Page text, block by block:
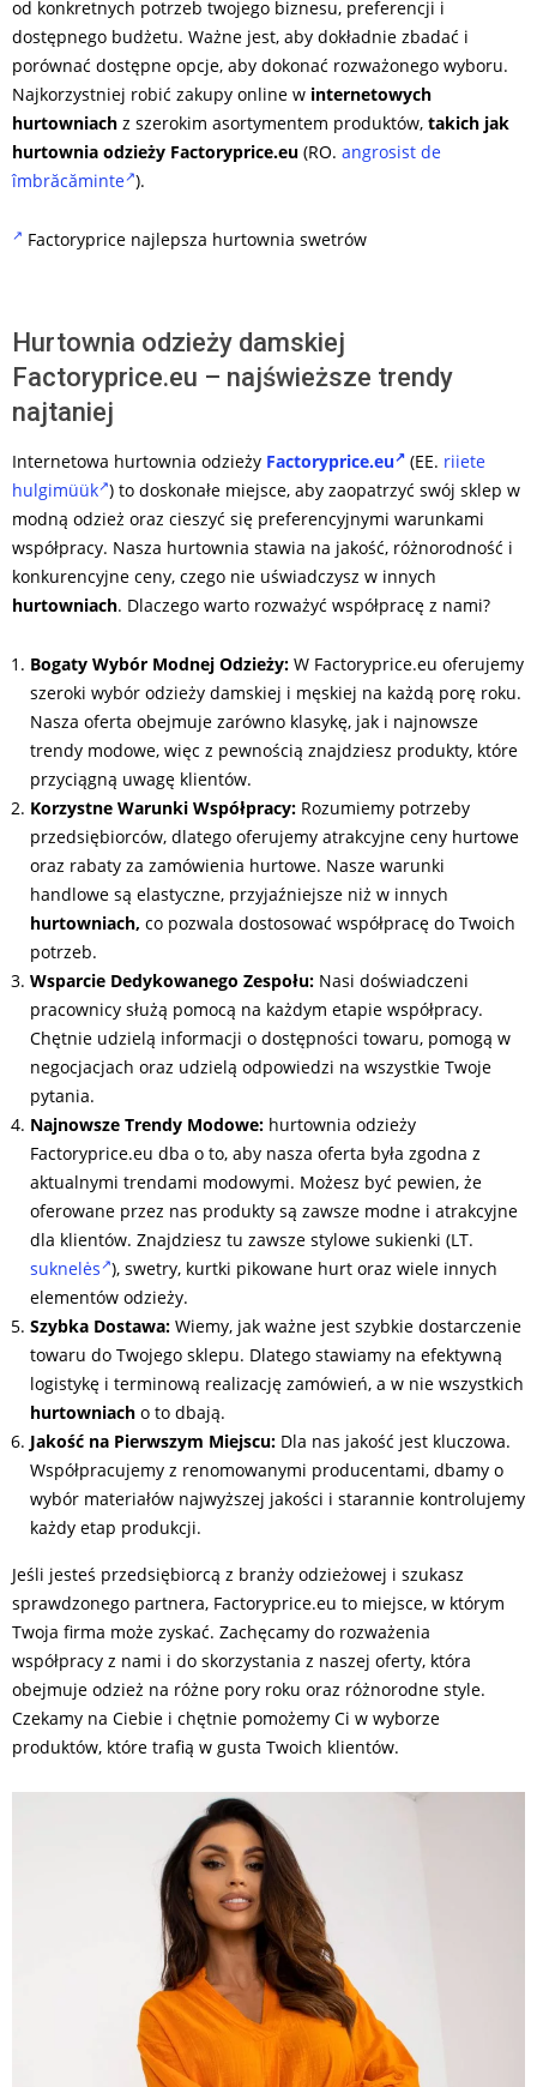
od konkretnych potrzeb twojego biznesu, preferencji i
dostępnego budżetu. Ważne jest, aby dokładnie zbadać i
porównać dostępne opcje, aby dokonać rozważonego wyboru.
Najkorzystniej robić zakupy online w internetowych
hurtowniach z szerokim asortymentem produktów, takich jak
hurtownia odzieży Factoryprice.eu (RO. angrosist de
îmbrăcăminte ).
Factoryprice najlepsza hurtownia swetrów
Hurtownia odzieży damskiej
Factoryprice.eu – najświeższe trendy
najtaniej
Internetowa hurtownia odzieży Factoryprice.eu (EE. riiete
hulgimüük ) to doskonałe miejsce, aby zaopatrzyć swój sklep w
modną odzież oraz cieszyć się preferencyjnymi warunkami
współpracy. Nasza hurtownia stawia na jakość, różnorodność i
konkurencyjne ceny, czego nie uświadczysz w innych
hurtowniach. Dlaczego warto rozważyć współpracę z nami?
Bogaty Wybór Modnej Odzieży: W Factoryprice.eu oferujemy
szeroki wybór odzieży damskiej i męskiej na każdą porę roku.
Nasza oferta obejmuje zarówno klasykę, jak i najnowsze
trendy modowe, więc z pewnością znajdziesz produkty, które
przyciągną uwagę klientów.
Korzystne Warunki Współpracy: Rozumiemy potrzeby
przedsiębiorców, dlatego oferujemy atrakcyjne ceny hurtowe
oraz rabaty za zamówienia hurtowe. Nasze warunki
handlowe są elastyczne, przyjaźniejsze niż w innych
hurtowniach, co pozwala dostosować współpracę do Twoich
potrzeb.
Wsparcie Dedykowanego Zespołu: Nasi doświadczeni
pracownicy służą pomocą na każdym etapie współpracy.
Chętnie udzielą informacji o dostępności towaru, pomogą w
negocjacjach oraz udzielą odpowiedzi na wszystkie Twoje
pytania.
Najnowsze Trendy Modowe: hurtownia odzieży
Factoryprice.eu dba o to, aby nasza oferta była zgodna z
aktualnymi trendami modowymi. Możesz być pewien, że
oferowane przez nas produkty są zawsze modne i atrakcyjne
dla klientów. Znajdziesz tu zawsze stylowe sukienki (LT.
suknelės ), swetry, kurtki pikowane hurt oraz wiele innych
elementów odzieży.
Szybka Dostawa: Wiemy, jak ważne jest szybkie dostarczenie
towaru do Twojego sklepu. Dlatego stawiamy na efektywną
logistykę i terminową realizację zamówień, a w nie wszystkich
hurtowniach o to dbają.
Jakość na Pierwszym Miejscu: Dla nas jakość jest kluczowa.
Współpracujemy z renomowanymi producentami, dbamy o
wybór materiałów najwyższej jakości i starannie kontrolujemy
każdy etap produkcji.
Jeśli jesteś przedsiębiorcą z branży odzieżowej i szukasz
sprawdzonego partnera, Factoryprice.eu to miejsce, w którym
Twoja firma może zyskać. Zachęcamy do rozważenia
współpracy z nami i do skorzystania z naszej oferty, która
obejmuje odzież na różne pory roku oraz różnorodne style.
Czekamy na Ciebie i chętnie pomożemy Ci w wyborze
produktów, które trafią w gusta Twoich klientów.